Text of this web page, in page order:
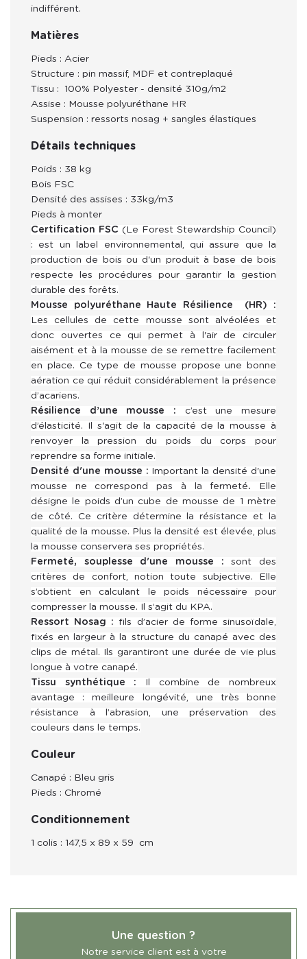
indifférent.
Matières
Pieds : Acier
Structure : pin massif, MDF et contreplaqué
Tissu : 100% Polyester - densité 310g/m2
Assise : Mousse polyuréthane HR
Suspension : ressorts nosag + sangles élastiques
Détails techniques
Poids : 38 kg
Bois FSC
Densité des assises : 33kg/m3
Pieds à monter
Certification FSC (Le Forest Stewardship Council)
: est un label environnemental, qui assure que la
production de bois ou d'un produit à base de bois
respecte les procédures pour garantir la gestion
durable des forêts.
Mousse polyuréthane Haute Résilience (HR) :
Les cellules de cette mousse sont alvéolées et
donc ouvertes ce qui permet à l'air de circuler
aisément et à la mousse de se remettre facilement
en place. Ce type de mousse propose une bonne
aération ce qui réduit considérablement la présence
d’acariens.
Résilience d’une mousse : c’est une mesure
d’élasticité. Il s'agit de la capacité de la mousse à
renvoyer la pression du poids du corps pour
reprendre sa forme initiale.
Densité d'une mousse : Important la densité d'une
mousse ne correspond pas à la fermeté. Elle
désigne le poids d’un cube de mousse de 1 mètre
de côté. Ce critère détermine la résistance et la
qualité de la mousse. Plus la densité est élevée, plus
la mousse conservera ses propriétés.
Fermeté, souplesse
d'une mousse : sont des
critères de confort, notion toute subjective. Elle
s’obtient en calculant le poids nécessaire pour
compresser la mousse. Il s’agit du KPA.
Ressort Nosag : fils d’acier de forme sinusoïdale,
fixés en largeur à la structure du canapé avec des
clips de métal. Ils garantiront une durée de vie plus
longue à votre canapé.
Tissu synthétique : Il combine de nombreux
avantage : meilleure longévité, une très bonne
résistance à l’abrasion, une préservation des
couleurs dans le temps.
Couleur
Canapé : Bleu gris
Pieds : Chromé
Conditionnement
1 colis : 147,5 x 89 x 59  cm
Une question ?
Notre service client est à votre